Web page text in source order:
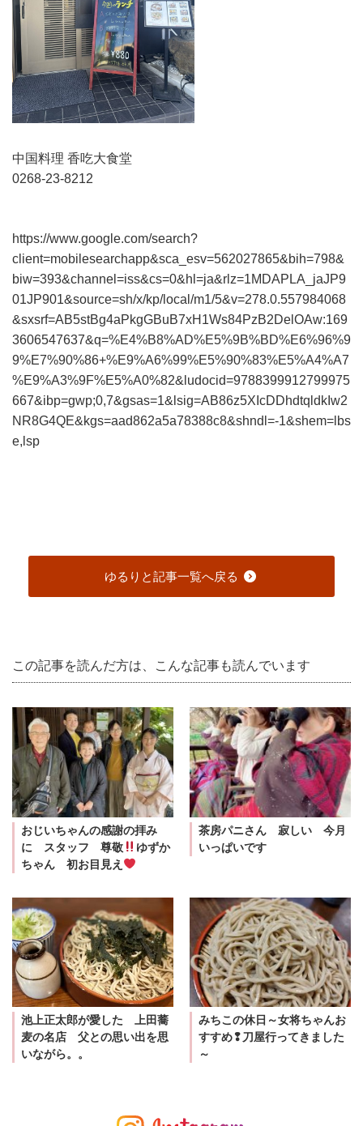
中国料理 香吃大食堂
0268-23-8212
https://www.google.com/search?
client=mobilesearchapp&sca_esv=562027865&bih=798&
biw=393&channel=iss&cs=0&hl=ja&rlz=1MDAPLA_jaJP9
01JP901&source=sh/x/kp/local/m1/5&v=278.0.557984068
&sxsrf=AB5stBg4aPkgGBuB7xH1Ws84PzB2DelOAw:169
3606547637&q=%E4%B8%AD%E5%9B%BD%E6%96%9
9%E7%90%86+%E9%A6%99%E5%90%83%E5%A4%A7
%E9%A3%9F%E5%A0%82&ludocid=9788399912799975
667&ibp=gwp;0,7&gsas=1&lsig=AB86z5XIcDDhdtqldkIw2
NR8G4QE&kgs=aad862a5a78388c8&shndl=-1&shem=lbs
e,lsp
ゆるりと記事一覧へ戻る
この記事を読んだ方は、こんな記事も読んでいます
おじいちゃんの感謝の拝み
に スタッフ 尊敬
ゆずか
ちゃん 初お目見え
茶房パニさん 寂しい 今月
いっぱいです
池上正太郎が愛した 上田蕎
麦の名店 父との思い出を思
いながら。。
みちこの休日～女将ちゃんお
すすめ❢刀屋行ってきました
～